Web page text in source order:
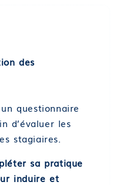
des
questionnaire
d’évaluer les
stagiaires.
sa pratique
induire et